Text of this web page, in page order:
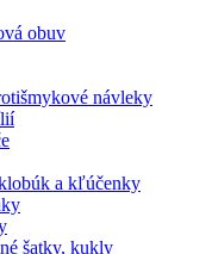
obuv
návleky
a kľúčenky
šatky, kukly